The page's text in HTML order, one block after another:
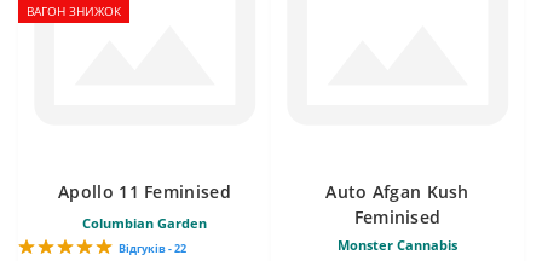
ВАГОН ЗНИЖОК
Apollo 11 Feminised
Columbian Garden
Відгуків - 22
Auto Afgan Kush
Feminised
Monster Cannabis